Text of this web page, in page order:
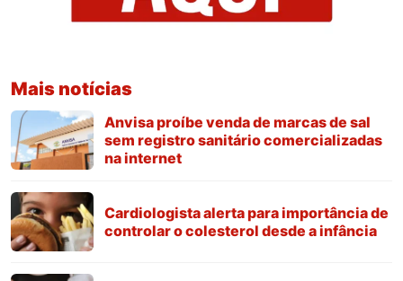
Mais notícias
Anvisa proíbe venda de marcas de sal
sem registro sanitário comercializadas
na internet
Cardiologista alerta para importância de
controlar o colesterol desde a infância